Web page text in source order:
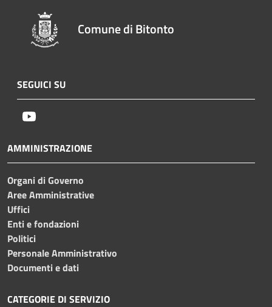
Comune di Bitonto
SEGUICI SU
AMMINISTRAZIONE
Organi di Governo
Aree Amministrative
Uffici
Enti e fondazioni
Politici
Personale Amministrativo
Documenti e dati
CATEGORIE DI SERVIZIO